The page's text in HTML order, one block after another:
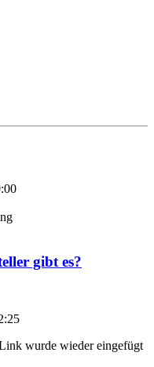
gibt es?
wurde wieder eingefügt